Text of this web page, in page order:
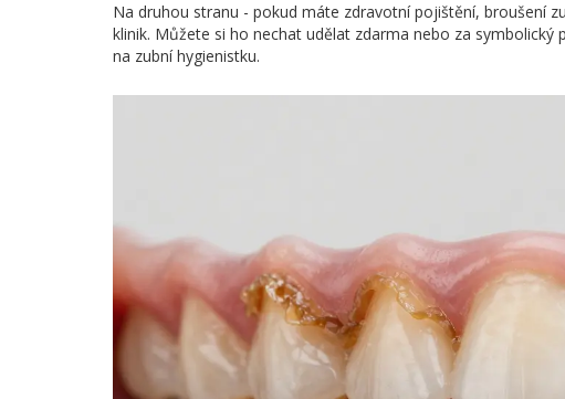
Na druhou stranu - pokud máte zdravotní pojištění, broušení
klinik. Můžete si ho nechat udělat zdarma nebo za
na zubní hygienistku.